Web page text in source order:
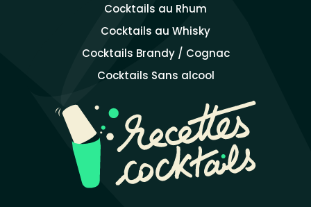
Cocktails au Rhum
Cocktails au Whisky
Cocktails Brandy / Cognac
Cocktails Sans alcool